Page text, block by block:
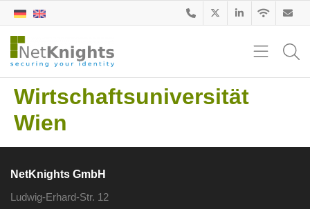
Wirtschaftsuniversität
Wien
NetKnights GmbH
Ludwig-Erhard-Str. 12